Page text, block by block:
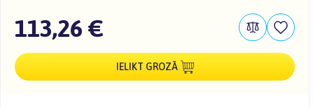
113,26 €
IELIKT GROZĀ